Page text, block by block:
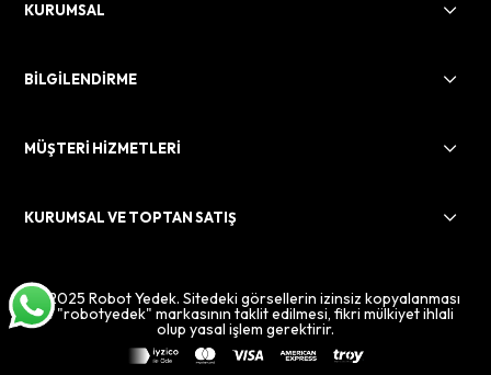
KURUMSAL
BİLGİLENDİRME
MÜŞTERİ HİZMETLERİ
KURUMSAL VE TOPTAN SATIŞ
© 2025 Robot Yedek. Sitedeki görsellerin izinsiz kopyalanması
ve "robotyedek" markasının taklit edilmesi, fikri mülkiyet ihlali
olup yasal işlem gerektirir.